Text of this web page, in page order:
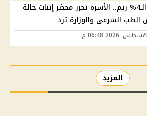
طالبة الـ4% ريم.. الأسرة تحرر محضر إثبات حالة
الشرعي والوزارة ترد
المزيد